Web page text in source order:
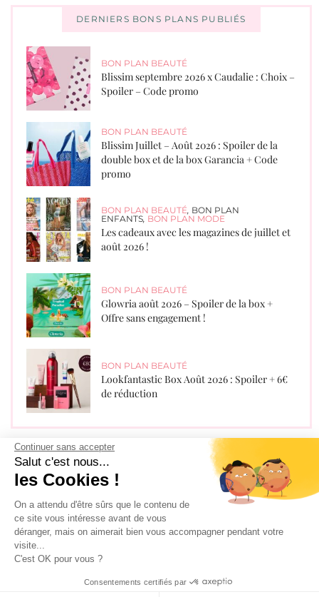
Continuer sans accepter
Salut c'est nous...
les Cookies !
On a attendu d'être sûrs que le contenu de
ce site vous intéresse avant de vous
déranger, mais on aimerait bien vous accompagner pendant votre
visite...
C'est OK pour vous ?
Consentements certifiés par
DERNIERS BONS PLANS PUBLIÉS
BON PLAN BEAUTÉ
Blissim septembre 2026 x Caudalie : Choix –
Spoiler – Code promo
BON PLAN BEAUTÉ
Blissim Juillet – Août 2026 : Spoiler de la
double box et de la box Garancia + Code
promo
BON PLAN BEAUTÉ BON PLAN
ENFANTS BON PLAN MODE
Les cadeaux avec les magazines de juillet et
août 2026 !
BON PLAN BEAUTÉ
Glowria août 2026 – Spoiler de la box +
Offre sans engagement !
BON PLAN BEAUTÉ
Lookfantastic Box Août 2026 : Spoiler + 6€
de réduction
Recevez les derniers bons plans par